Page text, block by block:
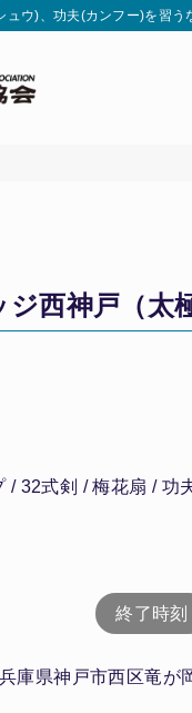
ウ)、功夫(カンフー)を習う
西神戸（太
/ 32式剣 / 梅花扇 / 功
終了時刻
庫県神戸市西区竜が